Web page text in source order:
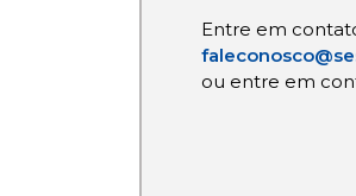
Entre em
ou entre em